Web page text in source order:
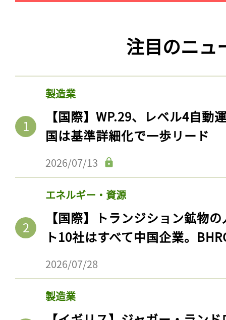
注目のニュ
製造業
【国際】WP.29、レベル4自動
国は基準詳細化で一歩リード
2026/07/13
エネルギー・資源
【国際】トランジション鉱物
ト10社はすべて中国企業。
2026/07/28
製造業